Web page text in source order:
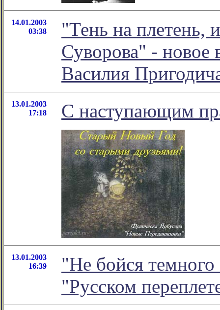
14.01.2003
03:38
"Тень на плетень,
Суворова" -
Василия
13.01.2003
17:18
С наступающим
13.01.2003
16:39
"Не бойся темного
"Русском